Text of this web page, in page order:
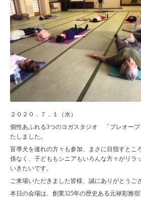
２０２０．７．１（水）
個性あふれる3つのヨガスタジオ 「プレオー
たしました。
盲導犬を連れの方々も参加、まさに目指すとこ
係なく、子どももシニアもいろんな方々がリラ
いきたいです。
ご来場いただきました皆様、誠にありがとうご
本日の会場は、創業325年の歴史ある元禄彩雅宿